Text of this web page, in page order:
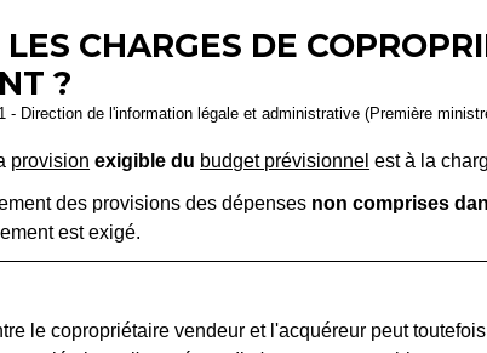
CHARGES DE
?
- Direction de l'information légale et administrative (Première
provision exigible du budget prévisionnel est à la
des provisions des dépenses non comprises
est exigé.
le copropriétaire vendeur et l'acquéreur peut